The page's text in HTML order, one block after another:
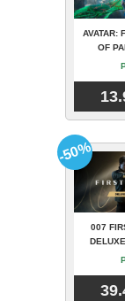
AVATAR:
OF
007
-50%